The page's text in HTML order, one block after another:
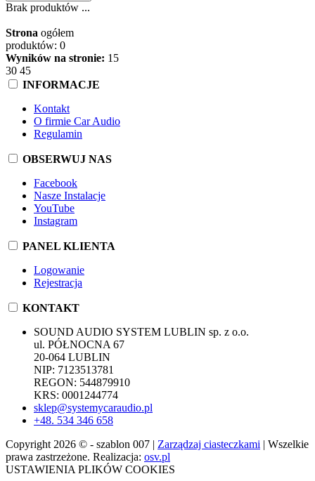
Brak produktów ...
Strona ogółem
produktów: 0
Wyników na stronie: 15
30 45
INFORMACJE
Kontakt
O firmie Car Audio
Regulamin
OBSERWUJ NAS
Facebook
Nasze Instalacje
YouTube
Instagram
PANEL KLIENTA
Logowanie
Rejestracja
KONTAKT
SOUND AUDIO SYSTEM LUBLIN sp. z o.o.
ul. PÓŁNOCNA 67
20-064 LUBLIN
NIP: 7123513781
REGON: 544879910
KRS: 0001244774
sklep@systemycaraudio.pl
+48. 534 346 658
Copyright 2026 © - szablon 007 | Zarządzaj ciasteczkami | Wszelkie
prawa zastrzeżone. Realizacja: osv.pl
USTAWIENIA PLIKÓW COOKIES